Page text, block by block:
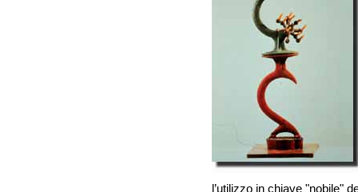
l’utilizzo in chiave "nobile"